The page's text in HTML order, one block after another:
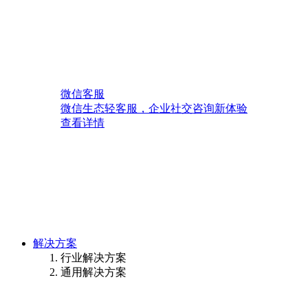
微信客服
微信生态轻客服，企业社交咨询新体验
查看详情
解决方案
行业解决方案
通用解决方案